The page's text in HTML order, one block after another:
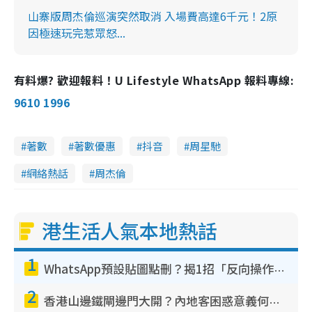
山寨版周杰倫巡演突然取消 入場費高達6千元！2原
因極速玩完惹眾怒...
有料爆? 歡迎報料！U Lifestyle WhatsApp 報料專線:
9610 1996
著數 著數優惠 抖音
周星馳
網絡熱話
周杰倫
港生活人氣本地熱話
1 WhatsApp預設貼圖點刪？揭1招「反向操作」還原簡潔介面 附3步實測教學
2 香港山邊鐵閘邊門大開？內地客困惑意義何在！網民神回覆：呢種叫法理性防禦